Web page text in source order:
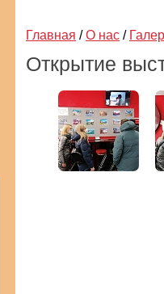
Главная / О нас /
Открытие